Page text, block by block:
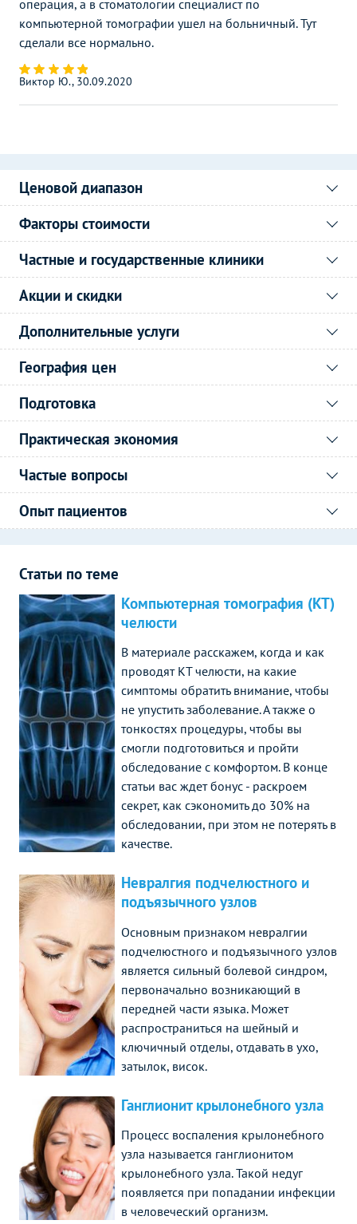
операция, а в стоматологии специалист по
компьютерной томографии ушел на больничный. Тут
сделали все нормально.
Виктор Ю., 30.09.2020
Ценовой диапазон
Факторы стоимости
Частные и государственные клиники
Акции и скидки
Дополнительные услуги
География цен
Подготовка
Практическая экономия
Частые вопросы
Опыт пациентов
Статьи по теме
Компьютерная томография (КТ)
челюсти
В материале расскажем, когда и как
проводят КТ челюсти, на какие
симптомы обратить внимание, чтобы
не упустить заболевание. А также о
тонкостях процедуры, чтобы вы
смогли подготовиться и пройти
обследование с комфортом. В конце
статьи вас ждет бонус - раскроем
секрет, как сэкономить до 30% на
обследовании, при этом не потерять в
качестве.
Невралгия подчелюстного и
подъязычного узлов
Основным признаком невралгии
подчелюстного и подъязычного узлов
является сильный болевой синдром,
первоначально возникающий в
передней части языка. Может
распространиться на шейный и
ключичный отделы, отдавать в ухо,
затылок, висок.
Ганглионит крылонебного узла
Процесс воспаления крылонебного
узла называется ганглионитом
крылонебного узла. Такой недуг
появляется при попадании инфекции
в человеческий организм.